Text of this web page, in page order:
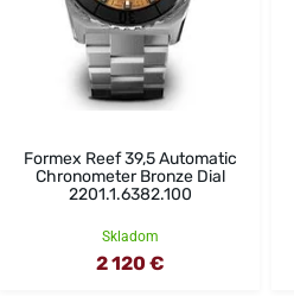
Formex Reef 39,5 Automatic
Chronometer Bronze Dial
2201.1.6382.100
Skladom
2 120 €